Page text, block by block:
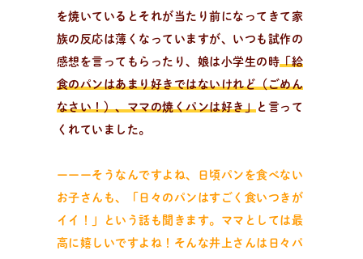
を焼いているとそれが当たり前になってきて家
族の反応は薄くなっていますが、いつも試作の
感想を言ってもらったり、娘は小学生の時「給
食のパンはあまり好きではないけれど（ごめん
なさい！）、ママの焼くパンは好き」 と言って
くれていました。
ーーーそうなんですよね、日頃パンを食べない
お子さんも、「日々のパンはすごく食いつきが
イイ！」という話も聞きます。ママとしては最
高に嬉しいですよね！そんな井上さんは日々パ